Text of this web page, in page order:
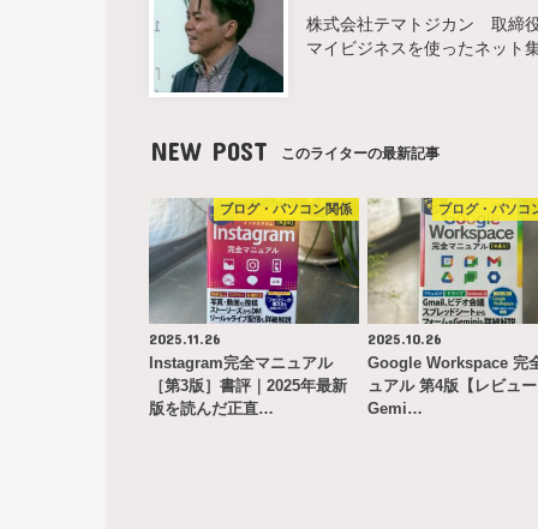
株式会社テマトジカン 取締
マイビジネスを使ったネット
NEW POST このライターの最新記事
ブログ・パソコン関係
2025.11.26
Instagram完全マニュアル
［第3版］書評｜2025年最新
版を読んだ正直…
ブログ・パソコ
2025.10.26
Google Workspace 完
ュアル 第4版【レビュ
Gemi…